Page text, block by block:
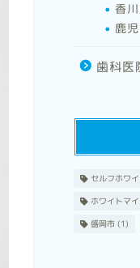
香
鹿
歯科医
セルフホワ
ホワイトマ
盛岡市(1)